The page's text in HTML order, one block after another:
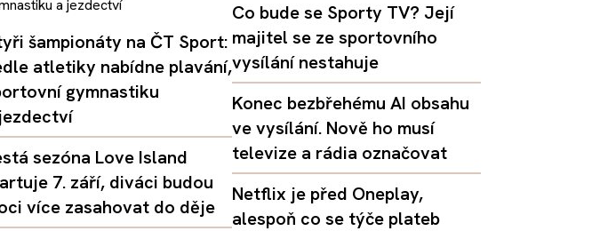
šampionáty na ČT Sport:
atletiky nabídne plavání,
gymnastiku
sezóna Love Island
7. září, diváci budou
více zasahovat do děje
Co bude se Sporty TV? Její
majitel se ze sportovního
vysílání nestahuje
Konec bezbřehému AI obsahu
ve vysílání. Nově ho musí
televize a rádia označovat
Netflix je před Oneplay,
alespoň co se týče plateb